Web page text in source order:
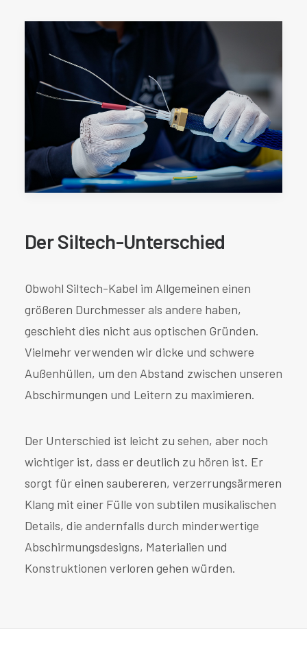
Der Siltech-Unterschied
Obwohl Siltech-Kabel im Allgemeinen einen
größeren Durchmesser als andere haben,
geschieht dies nicht aus optischen Gründen.
Vielmehr verwenden wir dicke und schwere
Außenhüllen, um den Abstand zwischen unseren
Abschirmungen und Leitern zu maximieren.
Der Unterschied ist leicht zu sehen, aber noch
wichtiger ist, dass er deutlich zu hören ist. Er
sorgt für einen saubereren, verzerrungsärmeren
Klang mit einer Fülle von subtilen musikalischen
Details, die andernfalls durch minderwertige
Abschirmungsdesigns, Materialien und
Konstruktionen verloren gehen würden.